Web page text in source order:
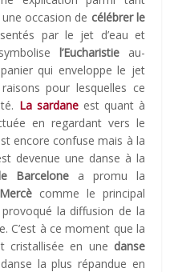
occasion de célébrer le
par le jet d’eau et
l’Eucharistieau-
qui enveloppe le jet
pour lesquelles ce
La sardaneest quant à
en regardant vers le
encore confuse mais à la
devenue une danse à la
Barcelone a promu la
comme le principal
la diffusion de la
C’est à ce moment que la
cristallisée en une danse
la plus répandue en